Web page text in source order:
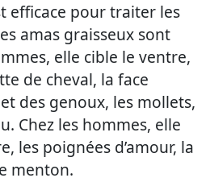
efficace pour traiter les
amas graisseux sont
elle cible le ventre,
de cheval, la face
des genoux, les mollets,
Chez les hommes, elle
les poignées d’amour, la
menton.